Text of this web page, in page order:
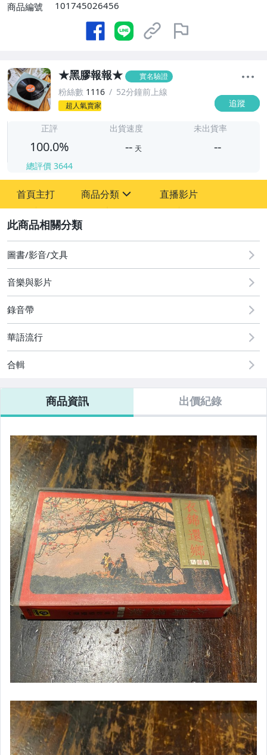
商品編號
101745026456
★黑膠報報★ 實名驗證
粉絲數 1116 52分鐘前上線
超人氣賣家 追蹤
正評
100.0%
總評價 3644
出貨速度
-- 天
未出貨率
--
首頁主打 商品分類
圖書/影音/文具
偶像、球員卡與郵幣
直播影片
圖書/影音/文具
音樂與影片
錄音帶
華語流行
合輯
商品資訊 出價紀錄